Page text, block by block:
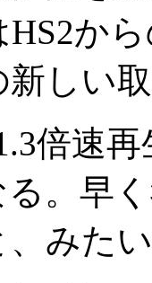
か
しい
倍速再
。早
みた